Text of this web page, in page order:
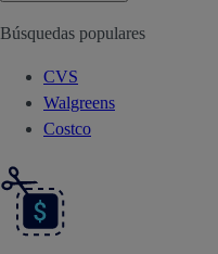
Búsquedas populares
CVS
Walgreens
Costco